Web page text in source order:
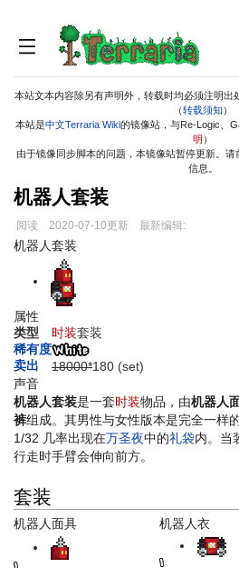
本站文本内容除另有声明外，转载时均必须注明出
（转载须知 ）
本站是中文Terraria Wiki的镜像站，与Re-Logic、
明 ）
由于镜像同步脚本的问题，本镜像站暂停更新。请
信息。
机器人套装
阅读 2020-07-10更新 最新编辑:
跳
跳
机器人套装
属性
类型
时装套装
稀有度
卖出
18000*180 (set)
声音
机器人套装是一套时装物品，由机器人
裤组成。其男性与女性版本是完全一样
1/32 几率出现在万圣夜中的礼袋内。当
行走时手臂会伸向前方。
套装
机器人面具 机器人衣